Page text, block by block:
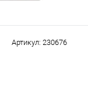
Артикул: 230676